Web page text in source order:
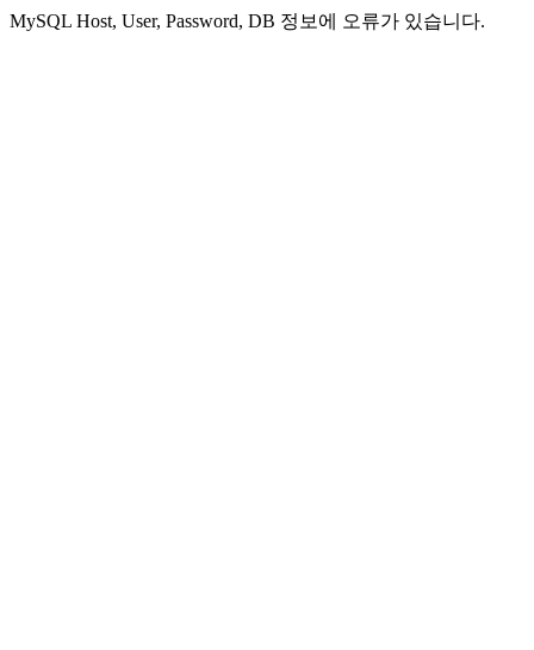
MySQL Host, User, Password, DB 정보에 오류가 있습니다.